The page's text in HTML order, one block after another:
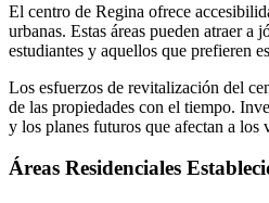
El centro de Regina ofrece
urbanas. Estas áreas pueden atraer a
estudiantes y aquellos que prefieren
Los esfuerzos de revitalización del
de las propiedades con el tiempo.
y los planes futuros que afectan a los
Áreas Residenciales